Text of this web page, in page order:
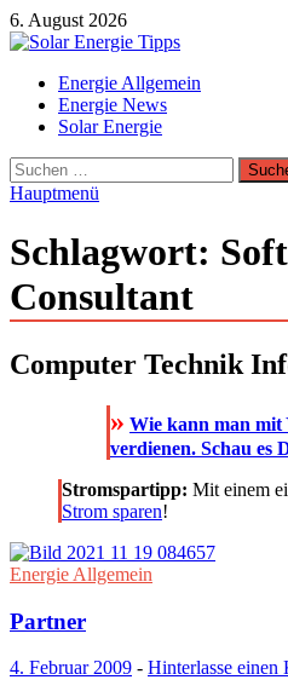
Zum
Inhalt
6. August 2026
Solar Energie Tipps
Solar Energie und Photovoltaik
Energie Allgemein
Energie News
Solar Energie
Suchen
nach:
Hauptmenü
Schlagwort:
Consultant
Computer Technik
» Wie kann man mit
verdienen. Schau es
Stromspartipp: Mit einem
Strom sparen!
Energie Allgemein
Partner
4. Februar 2009 - Hinterlasse einen